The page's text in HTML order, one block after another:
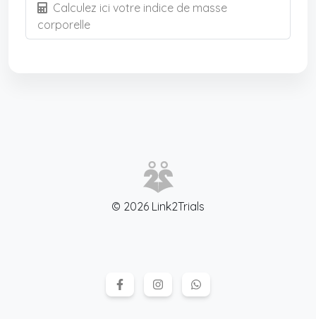
Calculez ici votre indice de masse
corporelle
© 2026 Link2Trials